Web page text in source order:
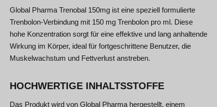
Global Pharma Trenobal 150mg ist eine speziell formulierte
Trenbolon-Verbindung mit 150 mg Trenbolon pro ml. Diese
hohe Konzentration sorgt für eine effektive und lang anhaltende
Wirkung im Körper, ideal für fortgeschrittene Benutzer, die
Muskelwachstum und Fettverlust anstreben.
HOCHWERTIGE INHALTSSTOFFE
Das Produkt wird von Global Pharma hergestellt, einem